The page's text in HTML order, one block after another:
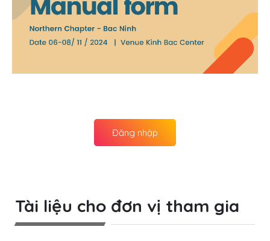
Đăng nhập
Tài liệu cho đơn vị tham gia